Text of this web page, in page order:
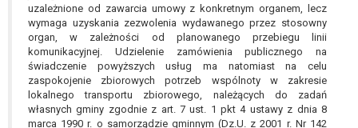
uzależnione od zawarcia umowy z konkretnym organem, lecz
wymaga uzyskania zezwolenia wydawanego przez stosowny
organ, w zależności od planowanego przebiegu linii
komunikacyjnej. Udzielenie zamówienia publicznego na
świadczenie powyższych usług ma natomiast na celu
zaspokojenie zbiorowych potrzeb wspólnoty w zakresie
lokalnego transportu zbiorowego, należących do zadań
własnych gminy zgodnie z art. 7 ust. 1 pkt 4 ustawy z dnia 8
marca 1990 r. o samorządzie gminnym (Dz.U. z 2001 r. Nr 142